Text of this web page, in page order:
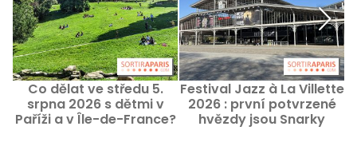
Co dělat ve středu 5.
srpna 2026 s dětmi v
Paříži a v Île-de-France?
Festival Jazz à La Villette
2026 : první potvrzené
hvězdy jsou Snarky